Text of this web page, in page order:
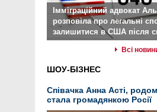
Імміграційний адвокат
розповіла про легальні
залишитися в США після
Всі
ШОУ-БІЗНЕС
Співачка Анна Асті,
стала громадянкою Росії